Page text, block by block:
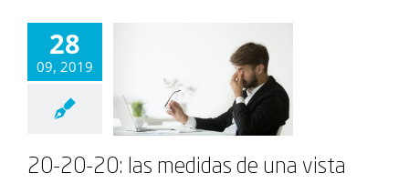
28
09, 2019
20-20-20: las medidas de una vista